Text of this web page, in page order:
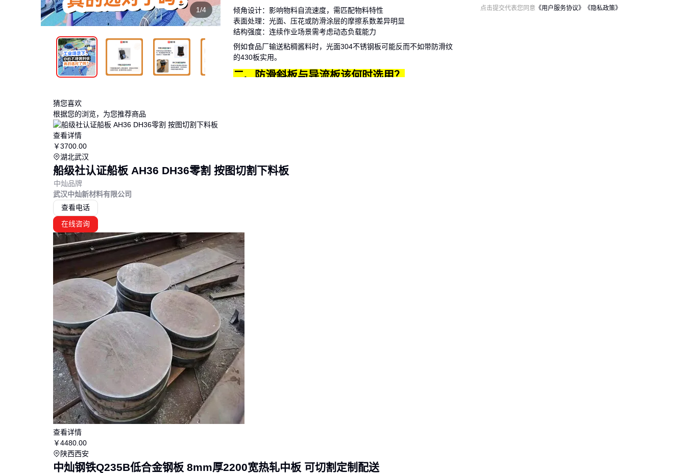
1/4
倾角设计：影响物料自流速度，需匹配物料特性
表面处理：光面、压花或防滑涂层的摩擦系数差异明显
结构强度：连续作业场景需考虑动态负载能力
例如食品厂输送粘稠酱料时，光面304不锈钢板可能反而不如带防滑纹
的430板实用。
二、防滑斜板与导流板该何时选用？
三、不锈钢斜板与替代方案如何匹配你的工业场
高粘度物料输送：
机更可靠
有限安装空间：
液体沉淀分离：
工业不锈钢斜板
延长沉淀路径。但要注意，当处理含腐蚀性介质时，普通304材质可能
不如
力。
组合应用往往比单一方案更有效。例如在粮食加工厂，
下方
键是要根据物料特性、流量和空间三维关系来设计过渡结构。
最终决策应回到系统完整性：先确认主功能单元（如沉淀、导流或缓
冲）的核心需求，再评估配套设备如何弥补斜板的物理限制。这种系统
思维能避免后期频繁改造。
四、为什么固定件和辅助组件同样影响系统稳定
性？
整体结构位移。
猜您喜欢
根据您的浏览，为您推荐商品
查看详情
￥3700 .00
湖北武汉
船级社认证船板 AH36 DH36零割 按图切割下料板
中灿品牌
武汉中灿新材料有限公司
查看电话
在线咨询
查看详情
￥4480 .00
陕西西安
中灿钢铁Q235B低合金钢板 8mm厚2200宽热轧中板 可切割定制配送
点击提交代表您同意 《用户服务协议》 《隐私政策》